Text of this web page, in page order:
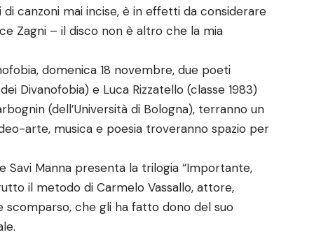
canzoni mai incise, è in effetti da considerare
Zagni – il disco non è altro che la mia
domenica 18 novembre, due poeti
Divanofobia) e Luca Rizzatello (classe 1983)
(dell’Università di Bologna), terranno un
arte, musica e poesia troveranno spazio per
Savi Manna presenta la trilogia “Importante,
il metodo di Carmelo Vassallo, attore,
che gli ha fatto dono del suo